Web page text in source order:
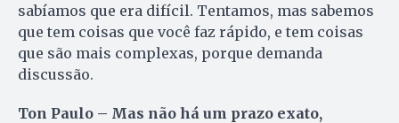
sabíamos que era difícil. Tentamos, mas sabemos
que tem coisas que você faz rápido, e tem coisas
que são mais complexas, porque demanda
discussão.
Ton Paulo – Mas não há um prazo exato,